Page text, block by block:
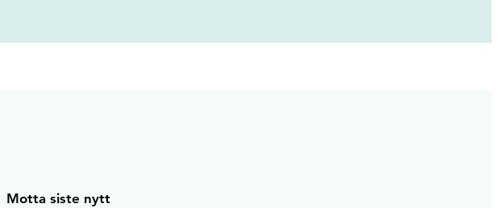
Motta siste nytt